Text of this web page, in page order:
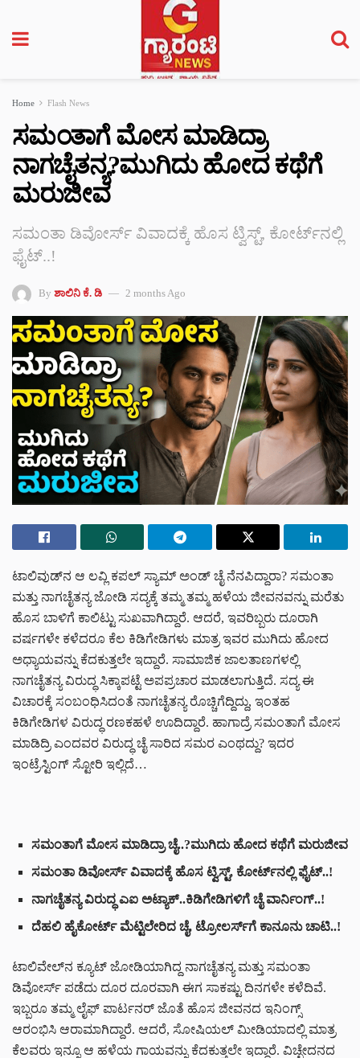
Home Flash News
ಸಮಂತಾಗೆ ಮೋಸ ಮಾಡಿದ್ರಾ
ನಾಗಚೈತನ್ಯ?ಮುಗಿದು ಹೋದ ಕಥೆಗೆ
ಮರುಜೀವ
ಸಮಂತಾ ಡಿವೋರ್ಸ್ ವಿವಾದಕ್ಕೆ ಹೊಸ ಟ್ವಿಸ್ಟ್, ಕೋರ್ಟ್‌ನಲ್ಲಿ
ಫೈಟ್..!
By ಶಾಲಿನಿ ಕೆ. ಡಿ 2 months Ago
ಟಾಲಿವುಡ್‌ನ ಆ ಲವ್ಲಿ ಕಪಲ್ ಸ್ಯಾಮ್ ಅಂಡ್ ಚೈ ನೆನಪಿದ್ದಾರಾ? ಸಮಂತಾ
ಮತ್ತು ನಾಗಚೈತನ್ಯ ಜೋಡಿ ಸದ್ಯಕ್ಕೆ ತಮ್ಮ ತಮ್ಮ ಹಳೆಯ ಜೀವನವನ್ನು ಮರೆತು
ಹೊಸ ಬಾಳಿಗೆ ಕಾಲಿಟ್ಟು ಸುಖವಾಗಿದ್ದಾರೆ. ಆದರೆ, ಇವರಿಬ್ಬರು ದೂರಾಗಿ
ವರ್ಷಗಳೇ ಕಳೆದರೂ ಕೆಲ ಕಿಡಿಗೇಡಿಗಳು ಮಾತ್ರ ಇವರ ಮುಗಿದು ಹೋದ
ಅಧ್ಯಾಯವನ್ನು ಕೆದಕುತ್ತಲೇ ಇದ್ದಾರೆ. ಸಾಮಾಜಿಕ ಜಾಲತಾಣಗಳಲ್ಲಿ
ನಾಗಚೈತನ್ಯ ವಿರುದ್ಧ ಸಿಕ್ಕಾಪಟ್ಟೆ ಅಪಪ್ರಚಾರ ಮಾಡಲಾಗುತ್ತಿದೆ. ಸದ್ಯ ಈ
ವಿಚಾರಕ್ಕೆ ಸಂಬಂಧಿಸಿದಂತೆ ನಾಗಚೈತನ್ಯ ರೊಚ್ಚಿಗೆದ್ದಿದ್ದು, ಇಂತಹ
ಕಿಡಿಗೇಡಿಗಳ ವಿರುದ್ಧ ರಣಕಹಳೆ ಊದಿದ್ದಾರೆ. ಹಾಗಾದ್ರೆ ಸಮಂತಾಗೆ ಮೋಸ
ಮಾಡಿದ್ರಿ ಎಂದವರ ವಿರುದ್ಧ ಚೈ ಸಾರಿದ ಸಮರ ಎಂಥದ್ದು? ಇದರ
ಇಂಟ್ರೆಸ್ಟಿಂಗ್‌ ಸ್ಟೋರಿ ಇಲ್ಲಿದೆ…
ಸಮಂತಾಗೆ ಮೋಸ ಮಾಡಿದ್ರಾ ಚೈ..?ಮುಗಿದು ಹೋದ ಕಥೆಗೆ ಮರುಜೀವ
ಸಮಂತಾ ಡಿವೋರ್ಸ್ ವಿವಾದಕ್ಕೆ ಹೊಸ ಟ್ವಿಸ್ಟ್, ಕೋರ್ಟ್‌ನಲ್ಲಿ ಫೈಟ್..!
ನಾಗಚೈತನ್ಯ ವಿರುದ್ಧ ಎಐ ಅಟ್ಯಾಕ್..ಕಿಡಿಗೇಡಿಗಳಿಗೆ ಚೈ ವಾರ್ನಿಂಗ್..!
ದೆಹಲಿ ಹೈಕೋರ್ಟ್ ಮೆಟ್ಟಿಲೇರಿದ ಚೈ, ಟ್ರೋಲರ್ಸ್‌ಗೆ ಕಾನೂನು ಚಾಟಿ..!
ಟಾಲಿವೇಲ್‌ನ ಕ್ಯೂಟ್ ಜೋಡಿಯಾಗಿದ್ದ ನಾಗಚೈತನ್ಯ ಮತ್ತು ಸಮಂತಾ
ಡಿವೋರ್ಸ್ ಪಡೆದು ದೂರ ದೂರವಾಗಿ ಈಗ ಸಾಕಷ್ಟು ದಿನಗಳೇ ಕಳೆದಿವೆ.
ಇಬ್ಬರೂ ತಮ್ಮ ಲೈಫ್ ಪಾರ್ಟನರ್ ಜೊತೆ ಹೊಸ ಜೀವನದ ಇನಿಂಗ್ಸ್
ಆರಂಭಿಸಿ ಆರಾಮಾಗಿದ್ದಾರೆ. ಆದರೆ, ಸೋಷಿಯಲ್ ಮೀಡಿಯಾದಲ್ಲಿ ಮಾತ್ರ
ಕೆಲವರು ಇನ್ನೂ ಆ ಹಳೆಯ ಗಾಯವನ್ನು ಕೆದಕುತ್ತಲೇ ಇದ್ದಾರೆ. ವಿಚ್ಛೇದನದ